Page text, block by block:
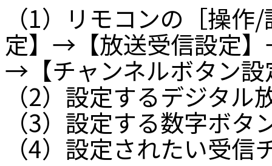
（1）リモコンの［操
定】→【放送受信設定
→【チャンネルボタン設
（2）設定するデジタ
（3）設定する数字ボ
（4）設定されたい受